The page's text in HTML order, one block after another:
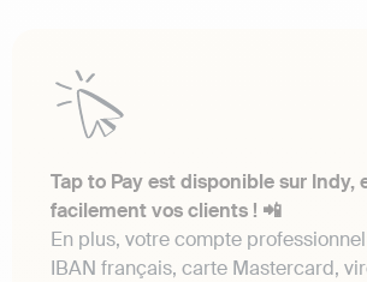
Tap to Pay est disponible sur Indy,
facilement vos clients ! 📲
En plus, votre compte
IBAN français, carte Mastercard,